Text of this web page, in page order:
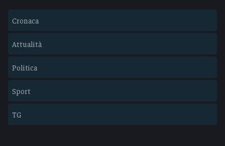
Cronaca
Attualità
Politica
Sport
TG